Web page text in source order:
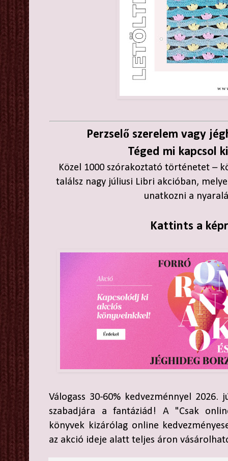
Perzselő szerelem vagy
Téged mi kapcsol
Közel 1000 szórakoztató történetet –
találsz nagy júliusi Libri akcióban,
unatkozni a
Kattints a
Válogass 30-60% kedvezménnyel
szabadjára a fantáziád! A "Csak
könyvek kizárólag online
az akció ideje alatt teljes áron